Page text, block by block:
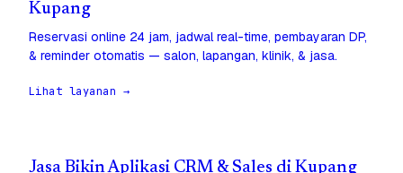
Kupang
Reservasi online 24 jam, jadwal real-time, pembayaran DP,
& reminder otomatis — salon, lapangan, klinik, & jasa.
Lihat layanan →
Jasa Bikin Aplikasi CRM & Sales di Kupang